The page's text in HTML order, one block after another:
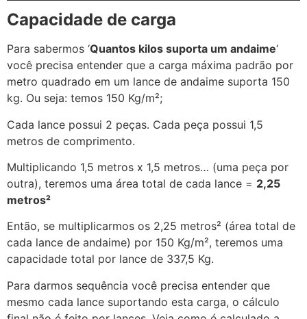
Capacidade de carga
Para sabermos ‘Quantos kilos suporta um andaime‘
você precisa entender que a carga máxima padrão por
metro quadrado em um lance de andaime suporta 150
kg. Ou seja: temos 150 Kg/m²;
Cada lance possui 2 peças. Cada peça possui 1,5
metros de comprimento.
Multiplicando 1,5 metros x 1,5 metros… (uma peça por
outra), teremos uma área total de cada lance = 2,25
metros²
Então, se multiplicarmos os 2,25 metros² (área total de
cada lance de andaime) por 150 Kg/m², teremos uma
capacidade total por lance de 337,5 Kg.
Para darmos sequência você precisa entender que
mesmo cada lance suportando esta carga, o cálculo